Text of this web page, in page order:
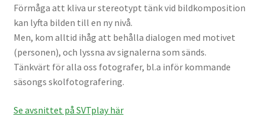
Förmåga att kliva ur stereotypt tänk vid bildkomposition
kan lyfta bilden till en ny nivå.
Men, kom alltid ihåg att behålla dialogen med motivet
(personen), och lyssna av signalerna som sänds.
Tänkvärt för alla oss fotografer, bl.a inför kommande
säsongs skolfotografering.
Se avsnittet på SVTplay här